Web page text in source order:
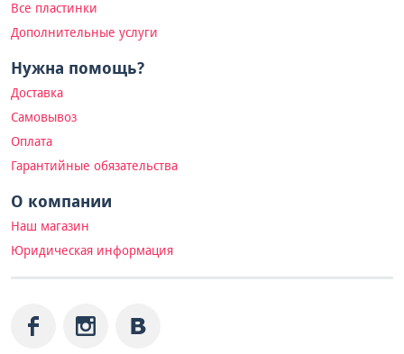
Все пластинки
Дополнительные услуги
Нужна помощь?
Доставка
Самовывоз
Оплата
Гарантийные обязательства
О компании
Наш магазин
Юридическая информация